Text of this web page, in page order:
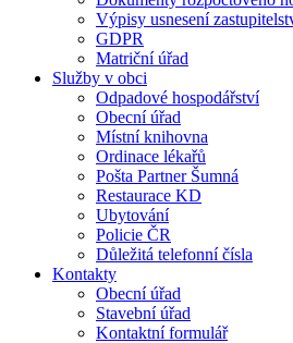
Výpisy usnesení
GDPR
Matriční úřad
Služby v obci
Odpadové hospodářství
Obecní úřad
Místní knihovna
Ordinace lékařů
Pošta Partner Šumná
Restaurace KD
Ubytování
Policie ČR
Důležitá telefonní čísla
Kontakty
Obecní úřad
Stavební úřad
Kontaktní formulář